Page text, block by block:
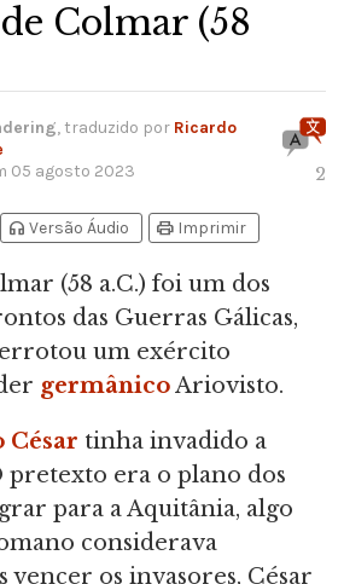
Colmar (58
, traduzido por Ricardo
05 agosto 2023 2
headphones Versão Áudio print Imprimir
(58 a.C.) foi um dos
das Guerras Gálicas,
um exército
germânicoAriovisto.
César tinha invadido a
pretexto era o plano dos
para a Aquitânia, algo
considerava
vencer os invasores, César